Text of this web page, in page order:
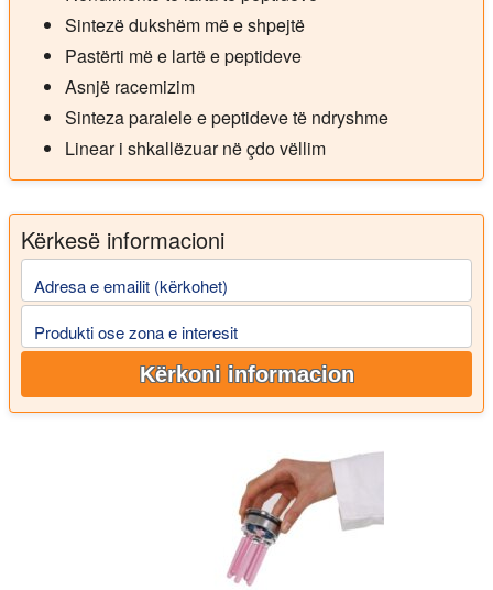
Sintezë dukshëm më e shpejtë
Pastërti më e lartë e peptideve
Asnjë racemizim
Sinteza paralele e peptideve të ndryshme
Linear i shkallëzuar në çdo vëllim
Kërkesë informacioni
Adresa e emailit (kërkohet)
Produkti ose zona e interesit
Kërkoni informacion